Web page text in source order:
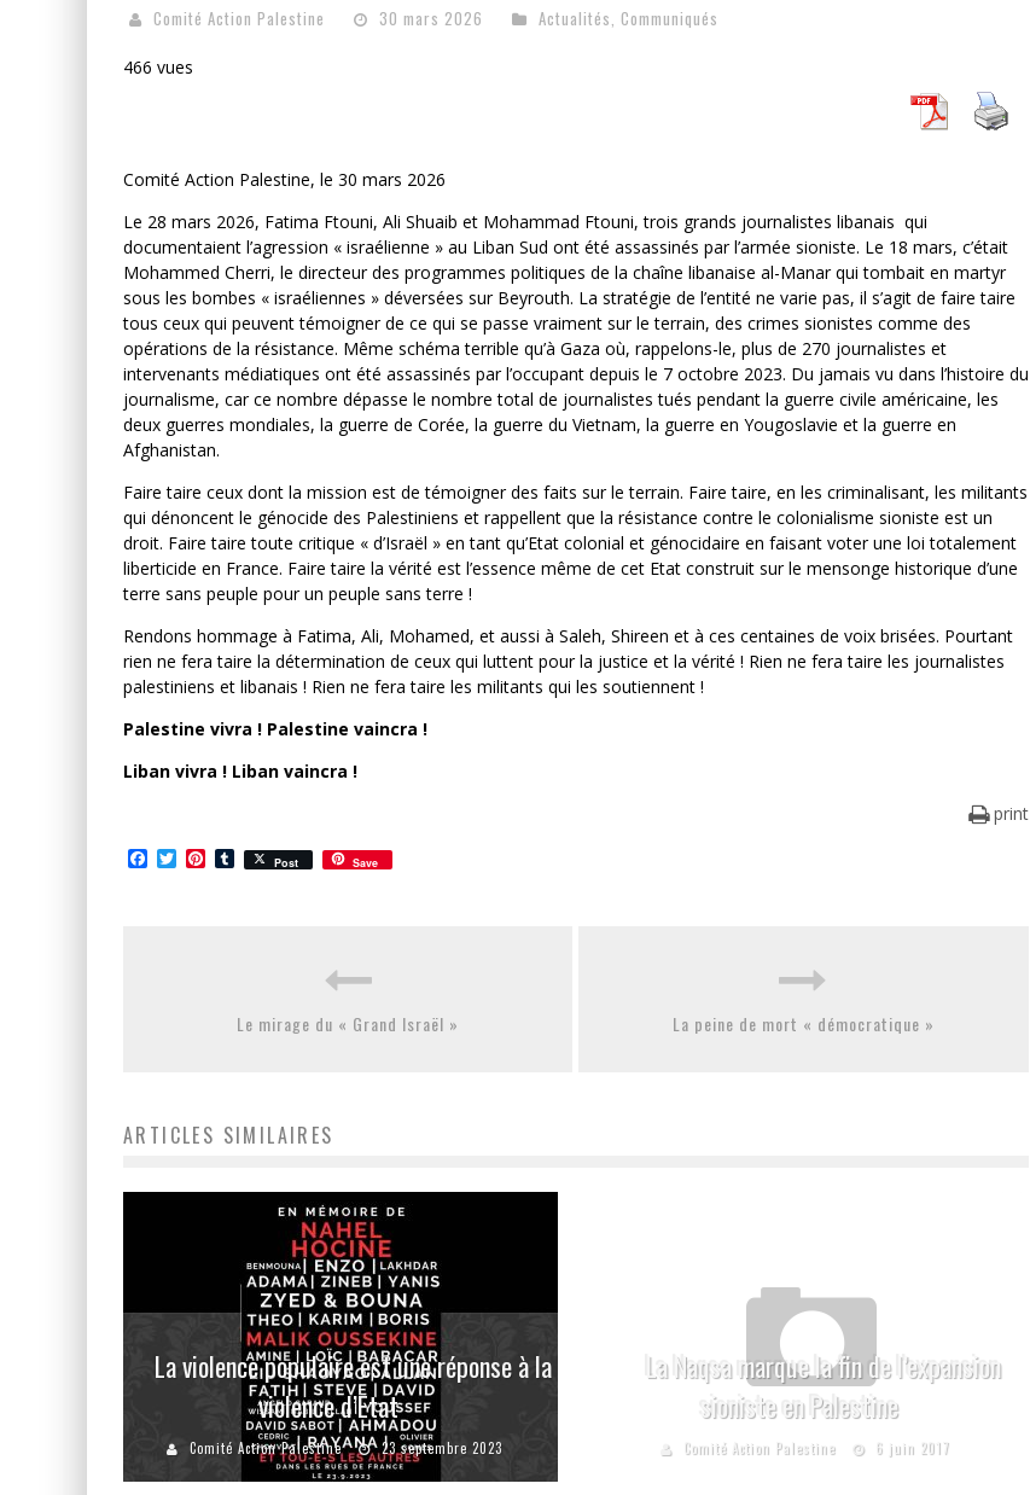
Comité Action Palestine 30 mars 2026 Actualités, Communiqués
466 vues
Comité Action Palestine, le 30 mars 2026
Le 28 mars 2026, Fatima Ftouni, Ali Shuaib et Mohammad Ftouni, trois grands journalistes libanais qui
documentaient l’agression « israélienne » au Liban Sud ont été assassinés par l’armée sioniste. Le 18 mars, c’était
Mohammed Cherri, le directeur des programmes politiques de la chaîne libanaise al-Manar qui tombait en martyr
sous les bombes « israéliennes » déversées sur Beyrouth. La stratégie de l’entité ne varie pas, il s’agit de faire taire
tous ceux qui peuvent témoigner de ce qui se passe vraiment sur le terrain, des crimes sionistes comme des
opérations de la résistance. Même schéma terrible qu’à Gaza où, rappelons-le, plus de 270 journalistes et
intervenants médiatiques ont été assassinés par l’occupant depuis le 7 octobre 2023. Du jamais vu dans l’histoire du
journalisme, car ce nombre dépasse le nombre total de journalistes tués pendant la guerre civile américaine, les
deux guerres mondiales, la guerre de Corée, la guerre du Vietnam, la guerre en Yougoslavie et la guerre en
Afghanistan.
Faire taire ceux dont la mission est de témoigner des faits sur le terrain. Faire taire, en les criminalisant, les militants
qui dénoncent le génocide des Palestiniens et rappellent que la résistance contre le colonialisme sioniste est un
droit. Faire taire toute critique « d’Israël » en tant qu’Etat colonial et génocidaire en faisant voter une loi totalement
liberticide en France. Faire taire la vérité est l’essence même de cet Etat construit sur le mensonge historique d’une
terre sans peuple pour un peuple sans terre !
Rendons hommage à Fatima, Ali, Mohamed, et aussi à Saleh, Shireen et à ces centaines de voix brisées. Pourtant
rien ne fera taire la détermination de ceux qui luttent pour la justice et la vérité ! Rien ne fera taire les journalistes
palestiniens et libanais ! Rien ne fera taire les militants qui les soutiennent !
Palestine vivra ! Palestine vaincra !
Liban vivra ! Liban vaincra !
print
Facebook
TwitterPinterest
Tumblr
Post Save
Le mirage du « Grand Israël » La peine de mort « démocratique »
ARTICLES SIMILAIRES
La violence populaire est une réponse à la
violence d’Etat
Comité Action Palestine 23 septembre 2023
La Naqsa marque la fin de l’expansion
sioniste en Palestine
Comité Action Palestine 6 juin 2017
DES ACCORDS DE PAIX SANS LE
PEUPLE ET CONTRE LE PEUPLE